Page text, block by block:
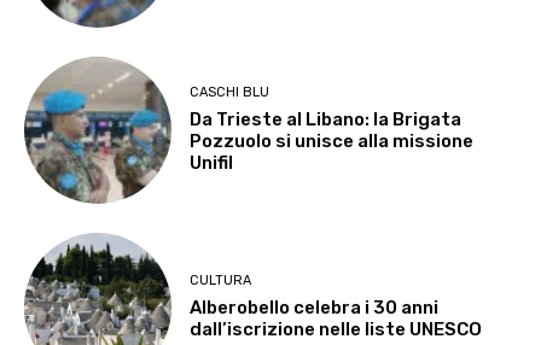
CASCHI BLU
Da Trieste al Libano: la Brigata
Pozzuolo si unisce alla missione
Unifil
CULTURA
Alberobello celebra i 30 anni
dall’iscrizione nelle liste UNESCO